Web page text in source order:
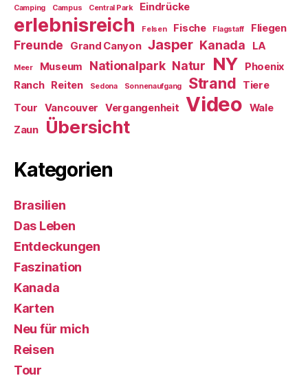
Camping
Campus Central Park Eindrücke
erlebnisreich Felsen Fische Flagstaff Fliegen
Freunde Grand Canyon Jasper Kanada LA
Meer Museum Nationalpark Natur NY
Phoenix
Ranch Reiten Sedona Sonnenaufgang Strand
Tiere
Tour
Vancouver Vergangenheit Video
Wale
Zaun
Übersicht
Kategorien
Brasilien
Das Leben
Entdeckungen
Faszination
Kanada
Karten
Neu für mich
Reisen
Tour